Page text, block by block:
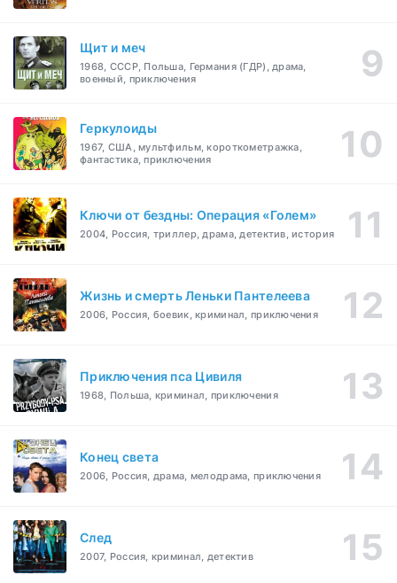
Щит и меч
1968, СССР, Польша, Германия (ГДР), драма,
военный, приключения
Геркулоиды
1967, США, мультфильм, короткометражка,
фантастика, приключения
Ключи от бездны: Операция «Голем»
2004, Россия, триллер, драма, детектив, история
Жизнь и смерть Леньки Пантелеева
2006, Россия, боевик, криминал, приключения
Приключения пса Цивиля
1968, Польша, криминал, приключения
Конец света
2006, Россия, драма, мелодрама, приключения
След
2007, Россия, криминал, детектив